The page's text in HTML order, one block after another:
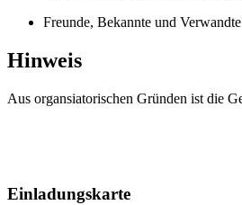
Freunde, Bekannte und
Hinweis
Aus organsiatorischen Gründen ist die
Einladungskarte